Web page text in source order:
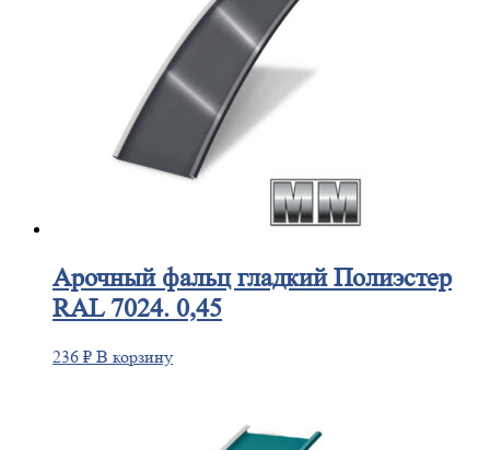
Арочныйфальц гладкий Полиэстер
RAL 7024. 0,45
236 ₽ В корзину